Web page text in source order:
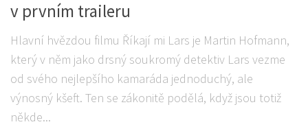
v prvním traileru
Hlavní hvězdou filmu Říkají mi Lars je Martin Hofmann,
který v něm jako drsný soukromý detektiv Lars vezme
od svého nejlepšího kamaráda jednoduchý, ale
výnosný kšeft. Ten se zákonitě podělá, když jsou totiž
někde...